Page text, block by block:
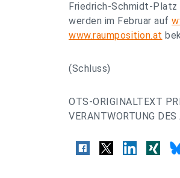
Friedrich-Schmidt-Platz
werden im Februar auf
www.raumposition.at
(Schluss)
OTS-ORIGINALTEXT
VERANTWORTUNG